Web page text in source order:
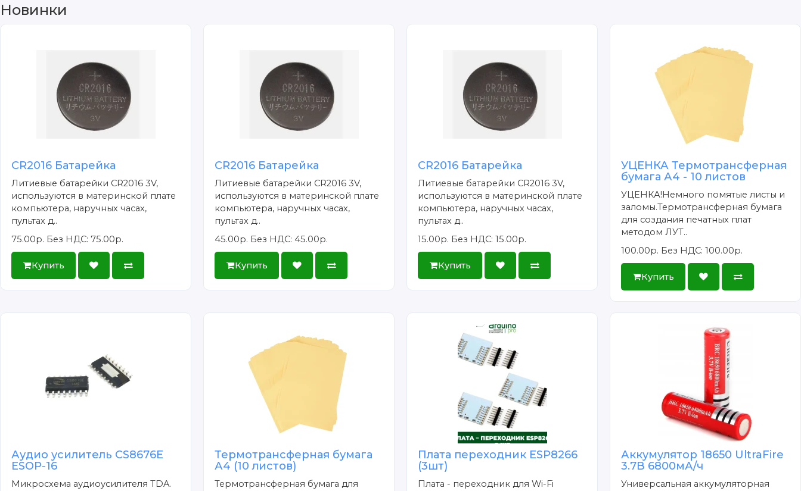
Новинки
CR2016 Батарейка
Литиевые батарейки CR2016 3V,
используются в материнской плате
компьютера, наручных часах,
пультах д..
75.00р. Без НДС: 75.00р.
Купить
CR2016 Батарейка
Литиевые батарейки CR2016 3V,
используются в материнской плате
компьютера, наручных часах,
пультах д..
45.00р. Без НДС: 45.00р.
Купить
CR2016 Батарейка
Литиевые батарейки CR2016 3V,
используются в материнской плате
компьютера, наручных часах,
пультах д..
15.00р. Без НДС: 15.00р.
Купить
УЦЕНКА Термотрансферная
бумага А4 - 10 листов
УЦЕНКА!Немного помятые листы и
заломы.Термотрансферная бумага
для создания печатных плат
методом ЛУТ..
100.00р. Без НДС: 100.00р.
Купить
Аудио усилитель CS8676E
ESOP-16
Микросхема аудиоусилителя TDA.
Термотрансферная бумага
А4 (10 листов)
Термотрансферная бумага для
Плата переходник ESP8266
(3шт)
Плата - переходник для Wi-Fi
Аккумулятор 18650 UltraFire
3.7В 6800мА/ч
Универсальная аккумуляторная